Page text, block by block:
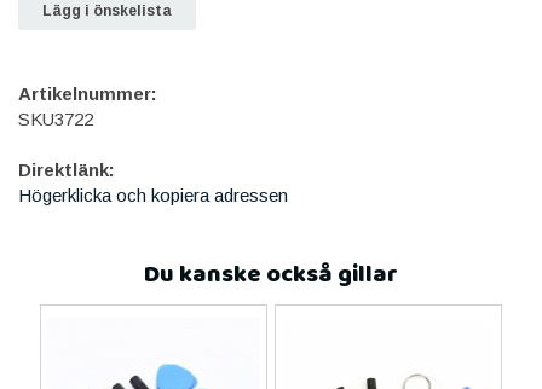
Lägg i önskelista
Artikelnummer:
SKU3722
Direktlänk:
Högerklicka och kopiera adressen
Du kanske också gillar